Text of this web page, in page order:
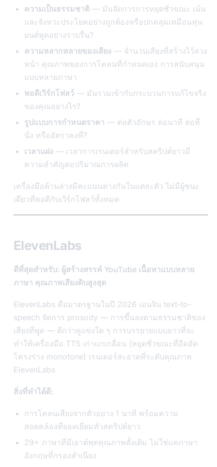
ความเป็นธรรมชาติ — มันจัดการการหยุดชั่วขณะ เน้น
และจังหวะประโยคอย่างถูกต้องหรือปกคลุมเหมือนหุ่น
ยนต์พูดอย่างราบรื่น?
ความหลากหลายของเสียง — จำนวนเสียงที่สร้างไว้ล่วง
หน้า คุณภาพของการโคลนที่กำหนดเอง การสนับสนุน
แบบหลายภาษา
พอดีเวิร์กโฟลว์ — มันรวมเข้ากับกระบวนการแก้ไขจริง
ของคุณอย่างไร?
รูปแบบการกำหนดราคา — ต่อตัวอักษร ต่อนาที ต่อที่
นั่ง หรืออัตราคงที่?
เวลาแฝง — เวลาการเรนเดอร์สำหรับสคริปต์ยาวมี
ความสำคัญต่อปริมาณการผลิต
เครื่องมือด้านล่างมีคะแนนต่างกันในแต่ละตัว ไม่มีผู้ชนะ
เดียวที่พอดีกับเวิร์กโฟลว์ทั้งหมด
ElevenLabs
ดีที่สุดสำหรับ: ผู้สร้างสรรค์ YouTube เนื้อหาแบบหลาย
ภาษา คุณภาพเสียงดิบสูงสุด
ElevenLabs คือมาตรฐานในปี 2026 เอนจิน text-to-
speech จัดการ prosody — การขึ้นลงตามธรรมชาติของ
เสียงที่พูด — ดีกว่าคู่แข่งใด ๆ การบรรยายแบบยาวที่จะ
ทำให้เครื่องมือ TTS เก่าแกเกลื่อน (หยุดชั่วขณะที่อึดอัด
โครงร่าง monotone) เรนเดอร์สะอาดที่ระดับคุณภาพ
ElevenLabs
สิ่งที่ทำได้ดี:
การโคลนเสียงจากตัวอย่าง 1 นาที พร้อมความ
สอดคล้องที่ยอดเยี่ยมทั่วสคริปต์ยาว
29+ ภาษาที่มีเอาต์พุตคุณภาพดั้งเดิม ไม่ใช่แค่ภาษา
อังกฤษที่กรองสำเนียง